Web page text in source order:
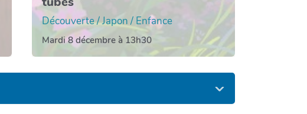
Découverte / Japon / Enfance
Mardi 8 décembre à 13h30